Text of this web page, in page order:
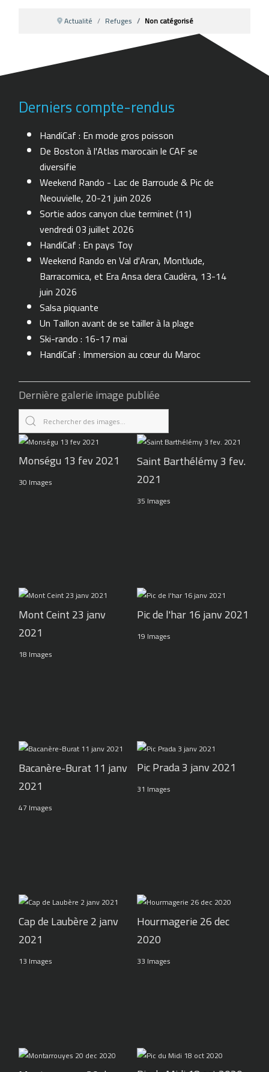
Actualité Refuges Non catégorisé
Derniers compte-rendus
HandiCaf : En mode gros poisson
De Boston à l'Atlas marocain le CAF se
diversifie
Weekend Rando - Lac de Barroude & Pic de
Neouvielle, 20-21 juin 2026
Sortie ados canyon clue terminet (11)
vendredi 03 juillet 2026
HandiCaf : En pays Toy
Weekend Rando en Val d'Aran, Montlude,
Barracomica, et Era Ansa dera Caudèra, 13-14
juin 2026
Salsa piquante
Un Taillon avant de se tailler à la plage
Ski-rando : 16-17 mai
HandiCaf : Immersion au cœur du Maroc
Dernière galerie image publiée
Monségu 13 fev 2021
30 Images
Saint Barthélémy 3 fev.
2021
35 Images
Mont Ceint 23 janv
2021
18 Images
Pic de l'har 16 janv 2021
19 Images
Bacanère-Burat 11 janv
2021
47 Images
Pic Prada 3 janv 2021
31 Images
Cap de Laubère 2 janv
2021
13 Images
Hourmagerie 26 dec
2020
33 Images